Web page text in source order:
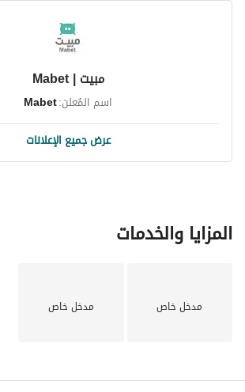
مبيت | Mabet
اسم المُعلن:Mabet
عرض جميع الإعلانات
المزايا والخدمات
مدخل خاص مدخل خاص